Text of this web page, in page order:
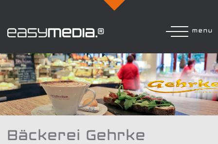
menu
Bäckerei Gehrke